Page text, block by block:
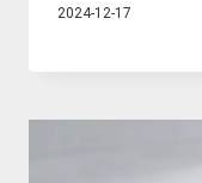
2024-12-17